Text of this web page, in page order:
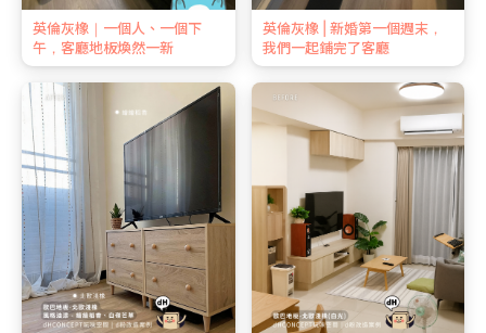
英倫灰橡｜一個人、一個下
午，客廳地板煥然一新
英倫灰橡 | 新婚第一個週末，
我們一起鋪完了客廳